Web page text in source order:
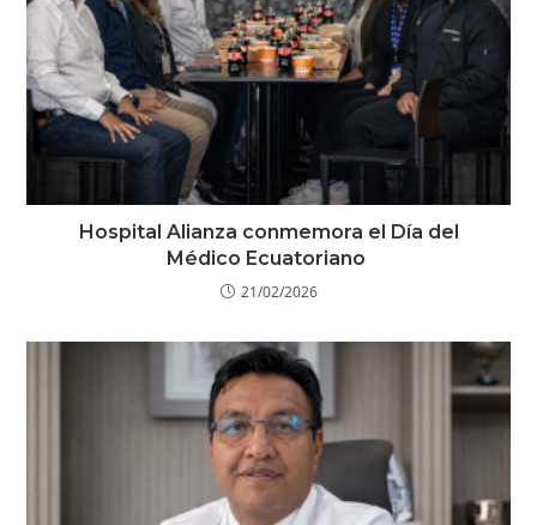
Hospital Alianza conmemora el Día del
Médico Ecuatoriano
21/02/2026